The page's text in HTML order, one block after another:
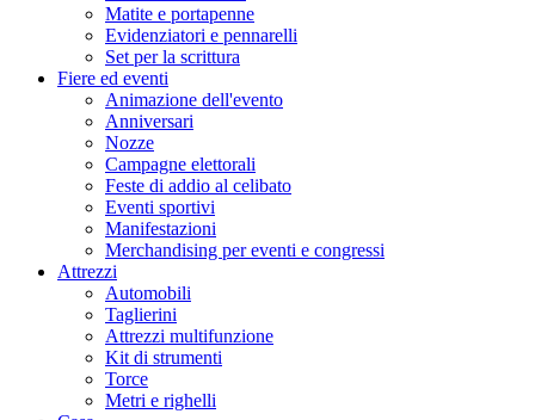
Matite e portapenne
Evidenziatori e pennarelli
Set per la scrittura
Fiere ed eventi
Animazione dell'evento
Anniversari
Nozze
Campagne elettorali
Feste di addio al celibato
Eventi sportivi
Manifestazioni
Merchandising per eventi e congressi
Attrezzi
Automobili
Taglierini
Attrezzi multifunzione
Kit di strumenti
Torce
Metri e righelli